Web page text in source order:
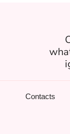
Contacts